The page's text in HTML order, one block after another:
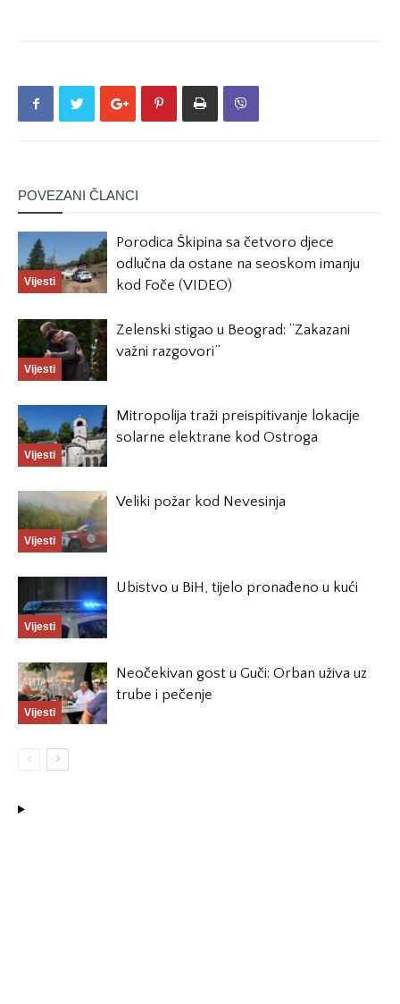
POVEZANI ČLANCI
Vijesti
Porodica Škipina sa četvoro djece
odlučna da ostane na seoskom imanju
kod Foče (VIDEO)
Vijesti
Zelenski stigao u Beograd: “Zakazani
važni razgovori”
Vijesti
Mitropolija traži preispitivanje lokacije
solarne elektrane kod Ostroga
Vijesti
Veliki požar kod Nevesinja
Vijesti
Ubistvo u BiH, tijelo pronađeno u kući
Vijesti
Neočekivan gost u Guči: Orban uživa uz
trube i pečenje